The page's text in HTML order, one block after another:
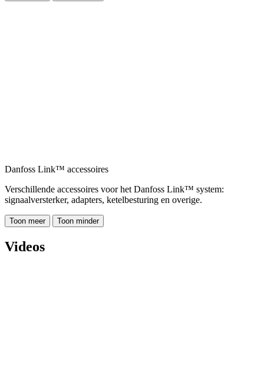
Danfoss Link™ accessoires
Verschillende accessoires voor het Danfoss Link™ system:
signaalversterker, adapters, ketelbesturing en overige.
Toon meer Toon minder
Videos